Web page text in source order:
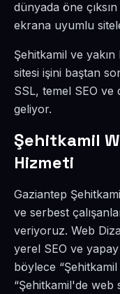
dünyada öne
ekrana uyumlu
Şehitkamil ve
sitesi işini baştan
SSL, temel SEO ve
geliyor.
Şehitkamil
Hizmeti
Gaziantep
ve serbest
veriyoruz. Web
yerel SEO ve
böylece “Şehitkamil
“Şehitkamil'de web